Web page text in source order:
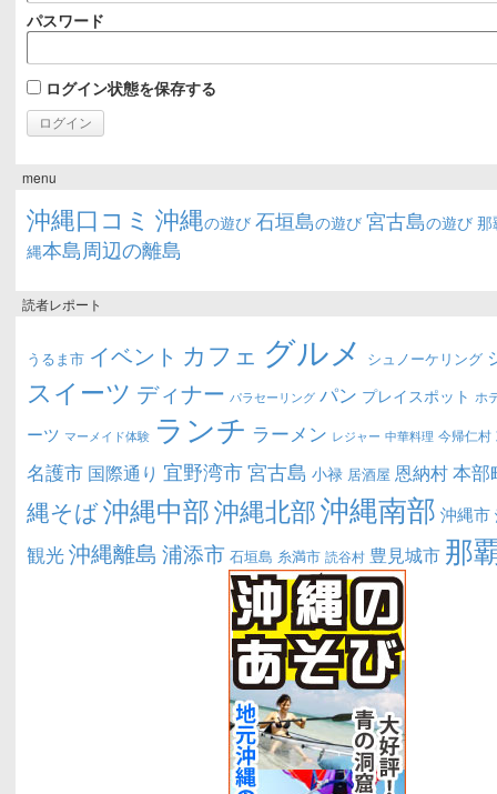
パスワード
ログイン状態を保存する
menu
沖縄口コミ 沖縄の遊び 石垣島の遊び 宮古島の遊び 那
縄本島周辺の離島
読者レポート
うるま市 イベント カフェ グルメ シュノーケリング
スイーツ ディナー パラセーリング パン プレイスポット ホ
ーツ マーメイド体験 ランチ ラーメン レジャー 中華料理 今帰仁村
名護市 国際通り 宜野湾市宮古島 小禄 居酒屋 恩納村本部
縄そば沖縄中部沖縄北部沖縄南部 沖縄市
観光沖縄離島 浦添市 石垣島 糸満市 読谷村 豊見城市 那